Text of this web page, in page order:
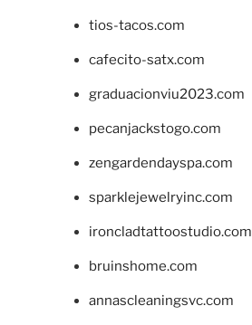
tios-tacos.com
cafecito-satx.com
graduacionviu2023.com
pecanjackstogo.com
zengardendayspa.com
sparklejewelryinc.com
ironcladtattoostudio.com
bruinshome.com
annascleaningsvc.com